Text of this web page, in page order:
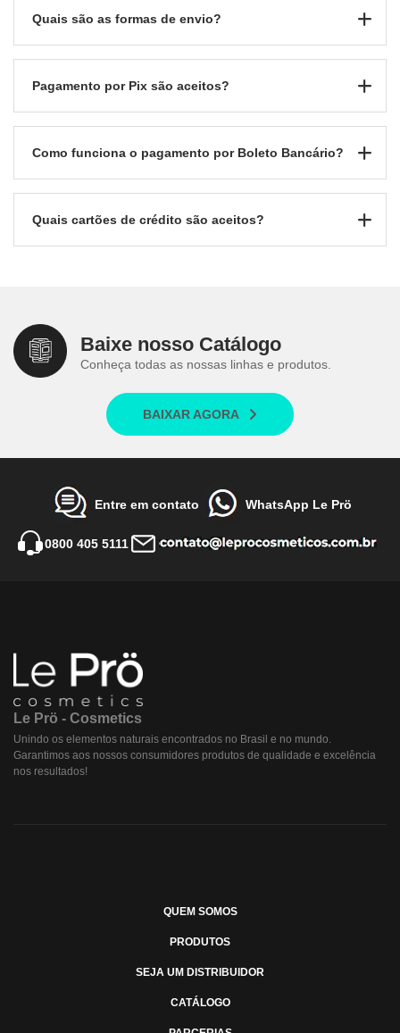
Quais são as formas de envio?
Pagamento por Pix são aceitos?
Como funciona o pagamento por Boleto Bancário?
Quais cartões de crédito são aceitos?
Baixe nosso Catálogo
Conheça todas as nossas linhas e produtos.
BAIXAR AGORA
Entre em contato WhatsApp Le Prö
0800 405 5111
Le Prö - Cosmetics
Unindo os elementos naturais encontrados no Brasil e no mundo.
Garantimos aos nossos consumidores produtos de qualidade e excelência
nos resultados!
QUEM SOMOS
PRODUTOS
SEJA UM DISTRIBUIDOR
CATÁLOGO